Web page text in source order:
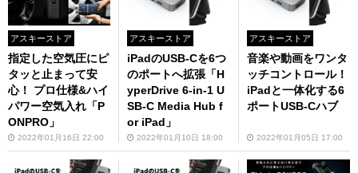
アスキーストア
指定した空気圧にピ
タッと止まって安
心！ プロ仕様&ハイ
パワー空気入れ「P
ONPRO」
2022年01月16日 22:00
アスキーストア
iPadのUSB-Cを6つ
のポートへ拡張「H
yperDrive 6-in-1 U
SB-C Media Hub f
or iPad」
2022年01月10日 18:00
アスキーストア
音楽や動画をワンタ
ッチコントロール！
iPadと一体化する6
ポートUSB-Cハブ
2022年01月05日 17:00